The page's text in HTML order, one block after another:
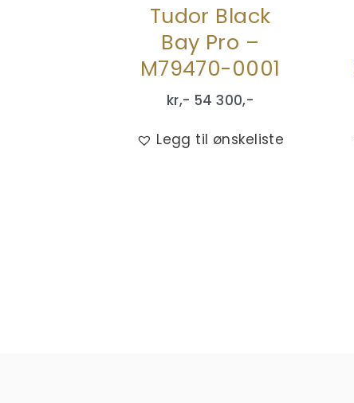
Tudor Black
Bay Pro –
M79470-0001
kr,- 54 300,-
Legg til ønskeliste